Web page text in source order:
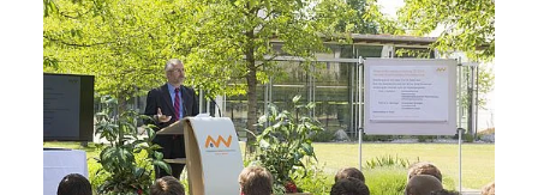
1 Jahr
Performance
Name:
staticfilecache